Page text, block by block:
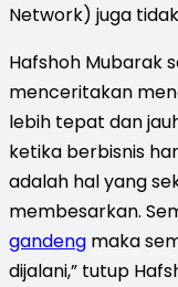
Network) juga
Hafshoh Mubarak
menceritakan
lebih tepat dan
ketika berbisnis
adalah hal yang
membesarkan.
gandeng maka
dijalani,” tutup